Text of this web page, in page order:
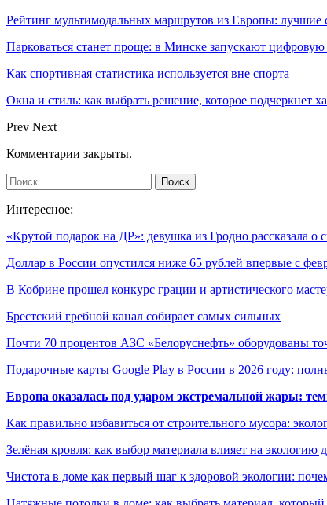
Рейтинг мультимодальных маршрутов из Европы: лучшие
Парковаться станет проще: в Минске запускают
Как спортивная статистика используется вне спорта
Окна и стиль: как выбрать решение, которое подчеркнет
Prev Next
Комментарии закрыты.
Интересное:
«Крутой подарок на ДР»: девушка из Гродно рассказала о
Доллар в России опустился ниже 65 рублей впервые с
В Кобрине прошел конкурс грации и артистического
Брестский гребной канал собирает самых сильных
Почти 70 процентов АЗС «Белоруснефть» оборудованы
Подарочные карты Google Play в России в 2026 году:
Европа оказалась под ударом экстремальной жары:
Как правильно избавиться от строительного мусора:
Зелёная кровля: как выбор материала влияет на экологию
Чистота в доме как первый шаг к здоровой экологии: